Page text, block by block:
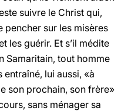
suivre le Christ qui,
pencher sur les misères
les guérir. Et s’il médite
Samaritain, tout homme
lui aussi, «à
son prochain, son frère»
sans ménager sa